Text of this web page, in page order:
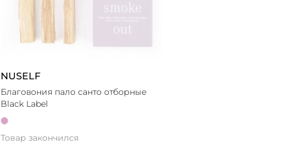
NUSELF
Благовония пало санто отборные
Black Label
Товар закончился